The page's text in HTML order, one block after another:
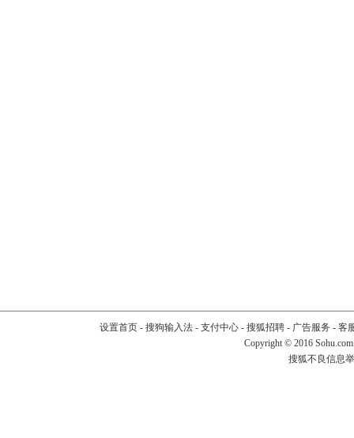
设置首页- 搜狗输入法- 支付中心- 搜狐招聘- 广告服务 - 客
Copyright © 2016
搜狐不良信息